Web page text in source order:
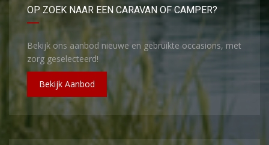
OP ZOEK NAAR EEN CARAVAN OF CAMPER?
Bekijk ons aanbod nieuwe en gebruikte occasions, met
zorg geselecteerd!
Bekijk Aanbod